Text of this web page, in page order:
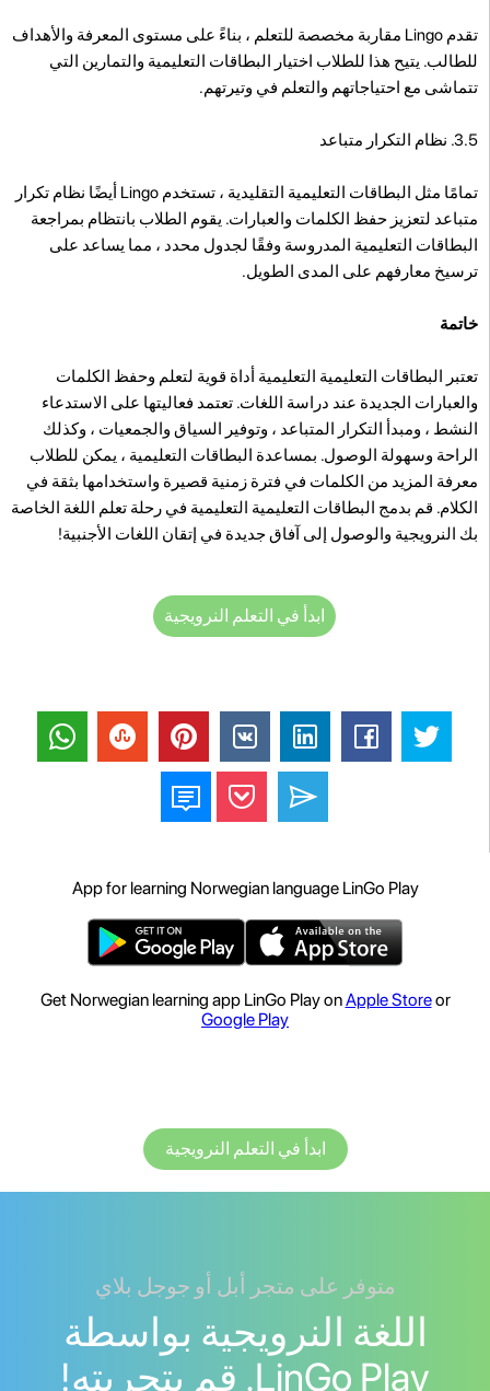
تقدم Lingo مقاربة مخصصة للتعلم ، بناءً على مستوى المعرفة والأهداف
للطالب. يتيح هذا للطلاب اختيار البطاقات التعليمية والتمارين التي
تتماشى مع احتياجاتهم والتعلم في وتيرتهم.
3.5. نظام التكرار متباعد
تمامًا مثل البطاقات التعليمية التقليدية ، تستخدم Lingo أيضًا نظام تكرار
متباعد لتعزيز حفظ الكلمات والعبارات. يقوم الطلاب بانتظام بمراجعة
البطاقات التعليمية المدروسة وفقًا لجدول محدد ، مما يساعد على
ترسيخ معارفهم على المدى الطويل.
خاتمة
تعتبر البطاقات التعليمية التعليمية أداة قوية لتعلم وحفظ الكلمات
والعبارات الجديدة عند دراسة اللغات. تعتمد فعاليتها على الاستدعاء
النشط ، ومبدأ التكرار المتباعد ، وتوفير السياق والجمعيات ، وكذلك
الراحة وسهولة الوصول. بمساعدة البطاقات التعليمية ، يمكن للطلاب
معرفة المزيد من الكلمات في فترة زمنية قصيرة واستخدامها بثقة في
الكلام. قم بدمج البطاقات التعليمية التعليمية في رحلة تعلم اللغة الخاصة
بك النرويجية والوصول إلى آفاق جديدة في إتقان اللغات الأجنبية!
ابدأ في التعلم النرويجية
App for learning Norwegian language LinGo Play
Get Norwegian learning app LinGo Play onApple Storeor
Google Play
ابدأ في التعلم النرويجية
متوفر على متجر أبل أو جوجل بلاي
اللغة النرويجية بواسطة
LinGo Play. قم بتجربته!